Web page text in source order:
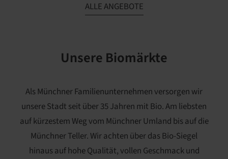
ALLE ANGEBOTE
Unsere Biomärkte
Als Münchner Familienunternehmen versorgen wir
unsere Stadt seit über 35 Jahren mit Bio. Am liebsten
auf kürzestem Weg vom Münchner Umland bis auf die
Münchner Teller. Wir achten über das Bio-Siegel
hinaus auf hohe Qualität, vollen Geschmack und